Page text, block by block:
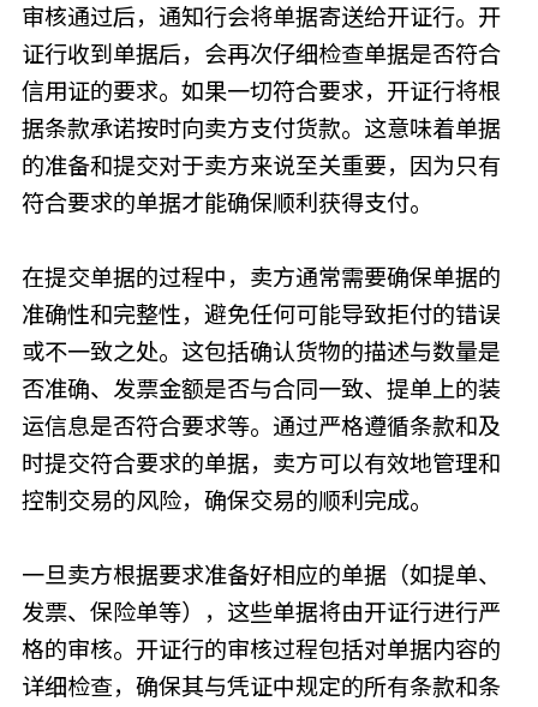
审核通过后，通知行会将单据寄送给开证行。开
证行收到单据后，会再次仔细检查单据是否符合
信用证的要求。如果一切符合要求，开证行将根
据条款承诺按时向卖方支付货款。这意味着单据
的准备和提交对于卖方来说至关重要，因为只有
符合要求的单据才能确保顺利获得支付。
在提交单据的过程中，卖方通常需要确保单据的
准确性和完整性，避免任何可能导致拒付的错误
或不一致之处。这包括确认货物的描述与数量是
否准确、发票金额是否与合同一致、提单上的装
运信息是否符合要求等。通过严格遵循条款和及
时提交符合要求的单据，卖方可以有效地管理和
控制交易的风险，确保交易的顺利完成。
一旦卖方根据要求准备好相应的单据（如提单、
发票、保险单等），这些单据将由开证行进行严
格的审核。开证行的审核过程包括对单据内容的
详细检查，确保其与凭证中规定的所有条款和条